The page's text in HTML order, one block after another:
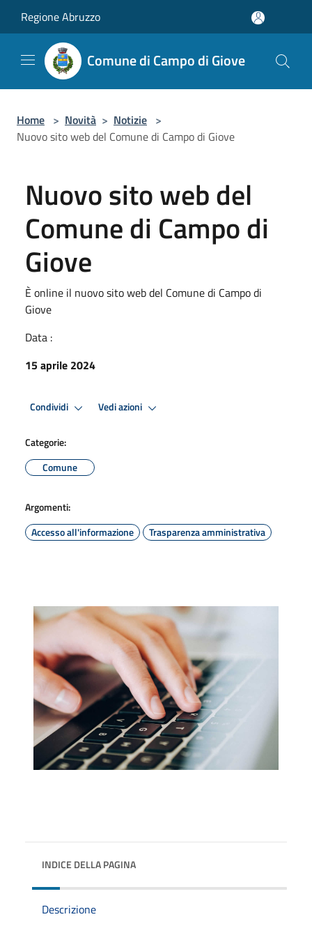
Regione Abruzzo
Comune di Campo di Giove
Home > Novità > Notizie >
Nuovo sito web del Comune di Campo di Giove
Nuovo sito web del
Comune di Campo di
Giove
È online il nuovo sito web del Comune di Campo di
Giove
Data :
15 aprile 2024
Condividi Vedi azioni
Categorie:
Comune
Argomenti:
Accesso all'informazione
Trasparenza amministrativa
INDICE DELLA PAGINA
Descrizione